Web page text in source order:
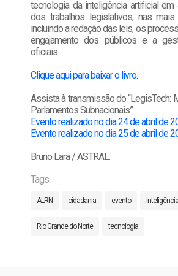
tecnologia da inteligência artificial
dos trabalhos legislativos, nas mais
incluindo a redação das leis, os
engajamento dos públicos e a
oficiais.
Clique aqui para baixar o livro.
Assista à transmissão do “LegisTech:
Parlamentos Subnacionais”
Evento realizado no dia 24 de abril de
Evento realizado no dia 25 de abril de
Bruno Lara / ASTRAL.
Tags
ALRN cidadania evento
Rio Grande do Norte tecnologia